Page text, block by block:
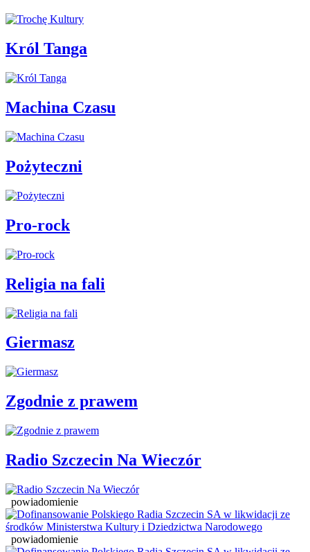
Król Tanga
Machina Czasu
Pożyteczni
Pro-rock
Religia na fali
Giermasz
Zgodnie z prawem
Radio Szczecin Na Wieczór
powiadomienie
powiadomienie